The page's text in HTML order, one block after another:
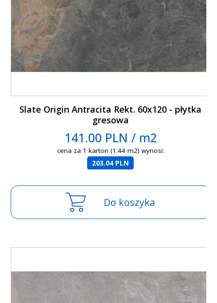
Slate Origin Antracita Rekt. 60x120 - płytka
gresowa
141.00 PLN / m2
cena za 1 karton (1.44 m2) wynosi:
203.04 PLN
Do koszyka